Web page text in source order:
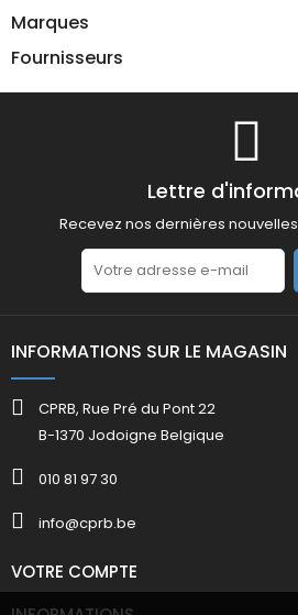
Marques
Fournisseurs
Lettre
Recevez nos dernières
INFORMATIONS SUR LE MAGASIN
CPRB, Rue Pré du Pont 22
B-1370 Jodoigne Belgique
010 81 97 30
info@cprb.be
VOTRE COMPTE